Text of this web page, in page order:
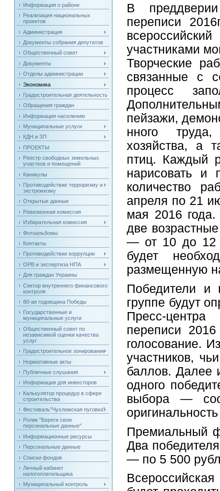
Информация о районе
Реализация национальных
проектов
Администрация
Документы собрания депутатов
Общественный совет
Документы
Отделы администрации
Экономика
Градостроительная деятельность
Обращения граждан
Информация населению
Муниципальные услуги
КДН и ЗП
ПРОЕКТЫ
Реестр свободных земельных
участков и помещений
Каникулы
Противодействие терроризму и
экстремизму
Открытые данные
Ревизионная комиссия
Избирательная комиссия
Фотоальбомы
Контакты
Противодействие коррупции
ОРВ и экспертиза НПА
Для граждан Украины
Сектор внутреннего финансового
контроля
80-ая годовщина Победы
Государственные и
муниципальные услуги
Общественный совет по
независимой оценки качества
услуг
Градостроительное зонирование
Нормативные акты
Публичные слушания
Информация для инвесторов
Калькулятор процедур в сфере
строительства
Фестиваль"Чухломская пуговка"
Ролик "Береги свои
персональные данные"
Информационные ресурсы
Персональные данные
Списки фондов
Личный кабинет
налогоплатильщика
Муниципальный контроль
В преддверии
переписи
участниками
Творческие
связанные с
процесс
пейзажи,
нного труда,
хозяйства, а
птиц. Каждый
нарисовать и
количество
апреля по 21
мая 2016 года.
две
— от 10 до 12
будет
размещенную
Победители и
группе будут
Пресс-центра
переписи 2016
голосование.
участников,
баллов. Далее
одного
выбора —
Премиальный
Два
— по 5 500
Всероссийская